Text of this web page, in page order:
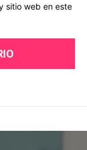
sitio web en este